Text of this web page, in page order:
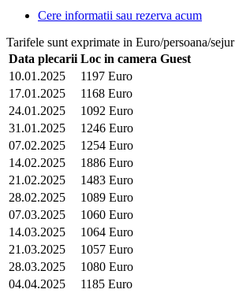
Cere informatii sau rezerva acum
Tarifele sunt exprimate in Euro/persoana/sejur
Data plecarii Loc in camera Guest
10.01.2025
1197 Euro
17.01.2025
1168 Euro
24.01.2025
1092 Euro
31.01.2025
1246 Euro
07.02.2025
1254 Euro
14.02.2025
1886 Euro
21.02.2025
1483 Euro
28.02.2025
1089 Euro
07.03.2025
1060 Euro
14.03.2025
1064 Euro
21.03.2025
1057 Euro
28.03.2025
1080 Euro
04.04.2025
1185 Euro